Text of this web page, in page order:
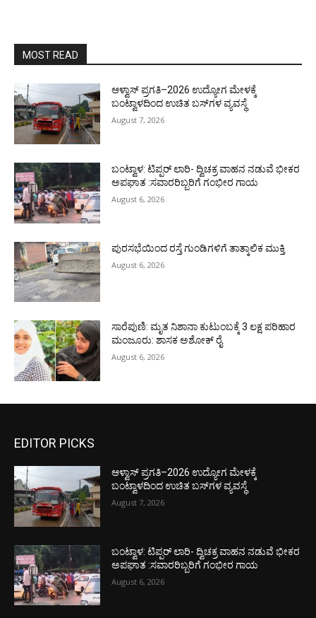
MOST READ
ಆಳ್ವಾಸ್ ಪ್ರಗತಿ–2026 ಉದ್ಯೋಗ ಮೇಳಕ್ಕೆ
ಬಂಟ್ವಾಳದಿಂದ ಉಚಿತ ಬಸ್‌ಗಳ ವ್ಯವಸ್ಥೆ
August 7, 2026
ಬಂಟ್ವಾಳ: ಟಿಪ್ಪರ್ ಲಾರಿ- ದ್ವಿಚಕ್ರ ವಾಹನ ನಡುವೆ ಭೀಕರ
ಅಪಘಾತ :ಸವಾರರಿಬ್ಬರಿಗೆ ಗಂಭೀರ ಗಾಯ
August 6, 2026
ಪುರಸಭೆಯಿಂದ ರಸ್ತೆ ಗುಂಡಿಗಳಿಗೆ ತಾತ್ಕಾಲಿಕ ಮುಕ್ತಿ
August 6, 2026
ಸಾರೆಪುಣಿ: ಮೃತ ನಿಶಾನಾ ಕುಟುಂಬಕ್ಕೆ 3 ಲಕ್ಷ ಪರಿಹಾರ
ಮಂಜೂರು: ಶಾಸಕ ಅಶೋಕ್ ರೈ
August 6, 2026
EDITOR PICKS
ಆಳ್ವಾಸ್ ಪ್ರಗತಿ–2026 ಉದ್ಯೋಗ ಮೇಳಕ್ಕೆ
ಬಂಟ್ವಾಳದಿಂದ ಉಚಿತ ಬಸ್‌ಗಳ ವ್ಯವಸ್ಥೆ
August 7, 2026
ಬಂಟ್ವಾಳ: ಟಿಪ್ಪರ್ ಲಾರಿ- ದ್ವಿಚಕ್ರ ವಾಹನ ನಡುವೆ ಭೀಕರ
ಅಪಘಾತ :ಸವಾರರಿಬ್ಬರಿಗೆ ಗಂಭೀರ ಗಾಯ
August 6, 2026